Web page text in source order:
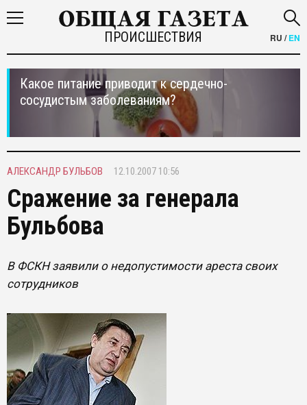
ПРОИСШЕСТВИЯ RU /EN
Какое питание приводит к сердечно-
сосудистым заболеваниям?
АЛЕКСАНДР БУЛЬБОВ 12.10.2007 10:56
Сражение за генерала
Бульбова
В ФСКН заявили о недопустимости ареста своих
сотрудников